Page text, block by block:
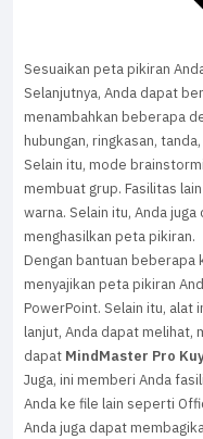
Sesuaikan peta pikiran
Selanjutnya, Anda dapat
menambahkan beberapa
hubungan, ringkasan,
Selain itu, mode
membuat grup. Fasilitas
warna. Selain itu, Anda
menghasilkan peta pikiran.
Dengan bantuan beberapa
menyajikan peta pikiran
PowerPoint. Selain itu, alat
lanjut, Anda dapat melihat,
dapat MindMaster Pro
Juga, ini memberi Anda
Anda ke file lain seperti
Anda juga dapat